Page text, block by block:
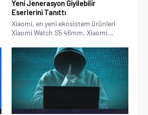
Yeni Jenerasyon Giyilebilir
Eserlerini Tanıttı
Xiaomi, en yeni ekosistem ürünleri
Xiaomi Watch S5 46mm, Xiaomi...